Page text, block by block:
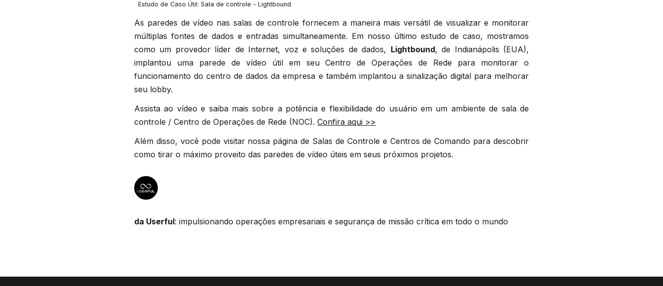
Estudo de Caso Útil: Sala de controle - Lightbound
As paredes de vídeo nas salas de controle fornecem a maneira mais versátil de visualizar e monitorar
múltiplas fontes de dados e entradas simultaneamente. Em nosso último estudo de caso, mostramos
como um provedor líder de Internet, voz e soluções de dados, Lightbound, de Indianápolis (EUA),
implantou uma parede de vídeo útil em seu Centro de Operações de Rede para monitorar o
funcionamento do centro de dados da empresa e também implantou a sinalização digital para melhorar
seu lobby.
Assista ao vídeo e saiba mais sobre a potência e flexibilidade do usuário em um ambiente de sala de
controle / Centro de Operações de Rede (NOC). Confira aqui >>
Além disso, você pode visitar nossa página de Salas de Controle e Centros de Comando para descobrir
como tirar o máximo proveito das paredes de vídeo úteis em seus próximos projetos.
da Userful: impulsionando operações empresariais e segurança de missão crítica em todo o mundo